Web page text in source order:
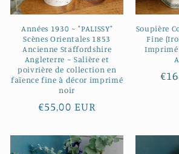
Années 1930 ~ "PALISSY"
Scènes Orientales 1853
Ancienne Staffordshire
Angleterre ~ Salière et
poivrière de collection en
faïence fine à décor imprimé
noir
Prix
€55,00 EUR
Soupière
Fine
Imprimé